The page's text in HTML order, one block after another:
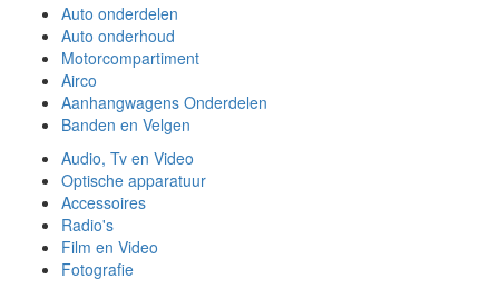
Auto onderdelen
Auto onderhoud
Motorcompartiment
Airco
Aanhangwagens Onderdelen
Banden en Velgen
Audio, Tv en Video
Optische apparatuur
Accessoires
Radio's
Film en Video
Fotografie